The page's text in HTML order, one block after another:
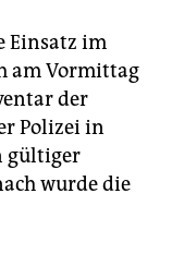
Einsatz im
am Vormittag
der
Polizei in
gültiger
wurde die